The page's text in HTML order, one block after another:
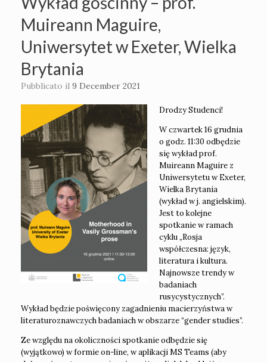
Muireann Maguire,
Uniwersytet w Exeter, Wielka
Brytania
Pubblicato il 9 December 2021
Drodzy Studenci!
W czwartek 16 grudnia
o godz. 11:30 odbędzie
się wykład prof.
Muireann Maguire z
Uniwersytetu w Exeter,
Wielka Brytania
(wykład w j. angielskim).
Jest to kolejne
spotkanie w ramach
cyklu „Rosja
współczesna: język,
literatura i kultura.
Najnowsze trendy w
badaniach
rusycystycznych”.
Wykład będzie poświęcony zagadnieniu macierzyństwa w
literaturoznawczych badaniach w obszarze “gender studies”.
Ze względu na okoliczności spotkanie odbędzie się
(wyjątkowo) w formie on-line, w aplikacji MS Teams (aby